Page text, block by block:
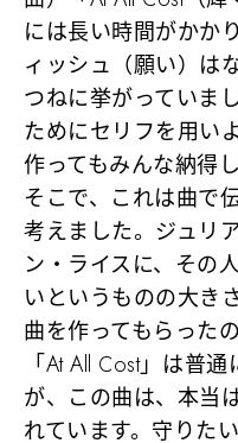
には長い時間がかか
ィッシュ（願い）は
つねに挙がっていま
ためにセリフを用い
作ってもみんな納得
そこで、これは曲で
考えました。ジュリ
ン・ライスに、その
いというものの大き
曲を作ってもらった
「At All Cost」は普
が、この曲は、本当
れています。守りた